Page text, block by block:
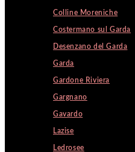
Colline Moreniche
Costermano sul Garda
Desenzano del Garda
Garda
Gardone Riviera
Gargnano
Gavardo
Lazise
Ledrosee